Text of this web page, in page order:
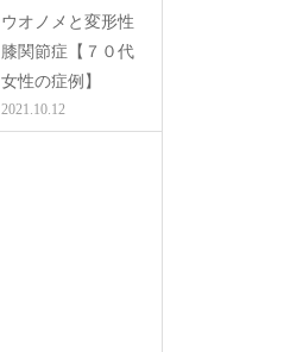
ウオノメと変形性
膝関節症【７０代
女性の症例】
2021.10.12